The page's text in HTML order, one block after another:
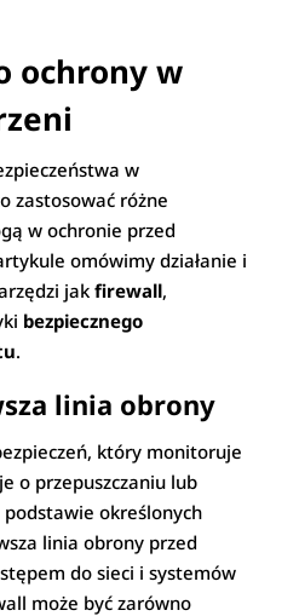
ochrony w
w
zastosować różne
w ochronie przed
omówimy działanie i
jakfirewall,
bezpiecznego
.
linia obrony
który monitoruje
o przepuszczaniu lub
określonych
linia obrony przed
do sieci i systemów
może być zarówno